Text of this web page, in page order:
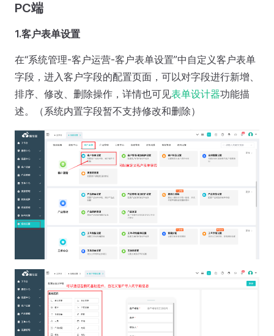
PC端
1.客户表单设置
在“系统管理-客户运营-客户表单设置”中自定义客户表单
字段，进入客户字段的配置页面，可以对字段进行新增、
排序、修改、删除操作，详情也可见表单设计器功能描
述。（系统内置字段暂不支持修改和删除）